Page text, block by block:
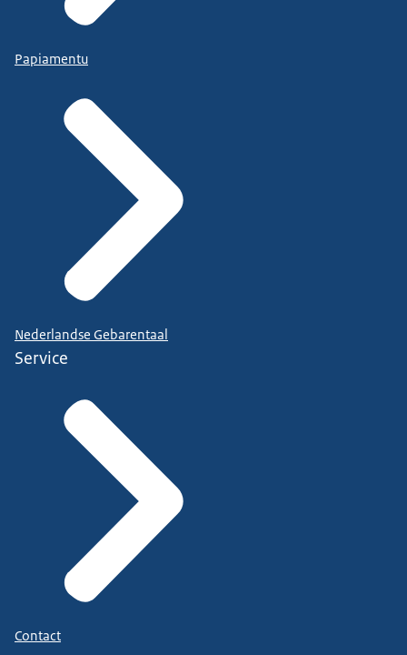
Papiamentu
Nederlandse Gebarentaal
Service
Contact